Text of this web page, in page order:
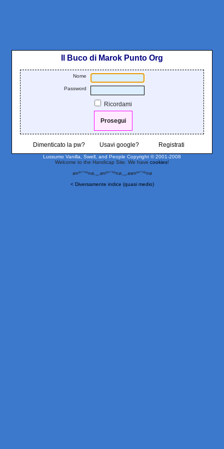
Il Buco di Marok Punto Org
Nome
Password
Ricordami
Dimenticato la pw? Usavi google? Registrati
Lussumo Vanilla, Swell, and People Copyright © 2001-2008
Welcome to the Handicap Site. We have cookies!
ø¤º°`°º¤ø,¸¸,ø¤º°`°º¤ø,¸¸,øø¤º°`°º¤ø
< Diversamente indice (quasi medio)